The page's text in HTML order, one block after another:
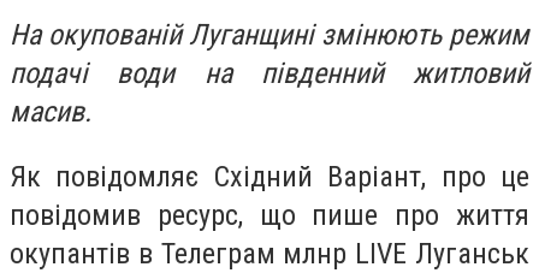
На окупованій Луганщині змінюють режим
подачі води на південний житловий
масив.
Як повідомляє Східний Варіант, про це
повідомив ресурс, що пише про життя
окупантів в Телеграм млнр LIVE Луганськ